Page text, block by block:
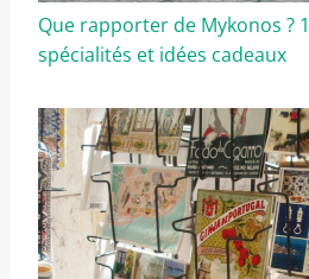
Que rapporter de Mykonos ?
spécialités et idées cadeaux